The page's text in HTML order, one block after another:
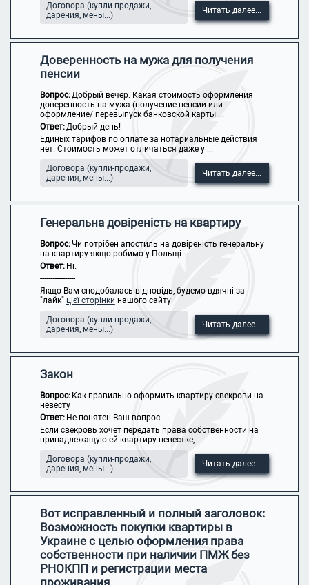
Договора (купли-продажи,
дарения, мены...)
Читать далее...
Доверенность на мужа для получения
пенсии
Вопрос:Добрый вечер. Какая стоимость оформления
доверенность на мужа (получение пенсии или
оформление/ перевыпуск банковской карты ...
Ответ:Добрый день!
Единых тарифов по оплате за нотариальные действия
нет. Стоимость может отличаться даже у ...
Договора (купли-продажи,
дарения, мены...)
Читать далее...
Генеральна довіреність на квартиру
Вопрос:Чи потрібен апостиль на довіреність генеральну
на квартиру якщо робимо у Польщі
Ответ: Ні.
-----------------
Якщо Вам сподобалась відповідь, будемо вдячні за
"лайк" цієї сторінки нашого сайту
Договора (купли-продажи,
дарения, мены...)
Читать далее...
Закон
Вопрос: Как правильно оформить квартиру свекрови на
невесту
Ответ: Не понятен Ваш вопрос.
Если свекровь хочет передать права собственности на
принадлежащую ей квартиру невестке, ...
Договора (купли-продажи,
дарения, мены...)
Читать далее...
Вот исправленный и полный заголовок:
Возможность покупки квартиры в
Украине с целью оформления права
собственности при наличии ПМЖ без
РНОКПП и регистрации места
проживания